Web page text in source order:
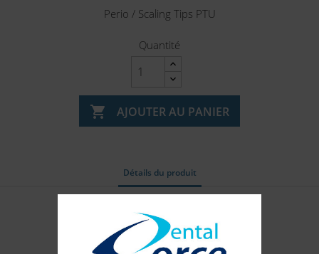
Perio / Scaling Tips PTU
Quantité
 AJOUTER AU PANIER
Détails du produit
Référence